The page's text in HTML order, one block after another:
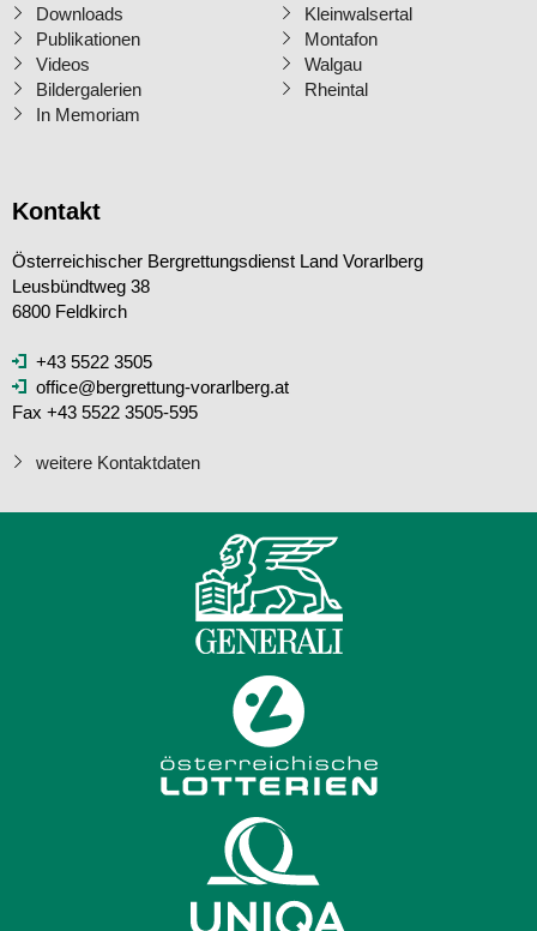
Downloads
Publikationen
Videos
Bildergalerien
In Memoriam
Kleinwalsertal
Montafon
Walgau
Rheintal
Kontakt
Österreichischer Bergrettungsdienst Land Vorarlberg
Leusbündtweg 38
6800 Feldkirch
+43 5522 3505
office@bergrettung-vorarlberg.at
Fax +43 5522 3505-595
weitere Kontaktdaten